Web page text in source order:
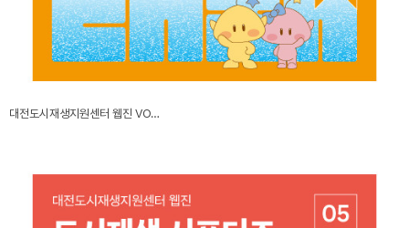
대전도시재생지원센터 웹진 VO…